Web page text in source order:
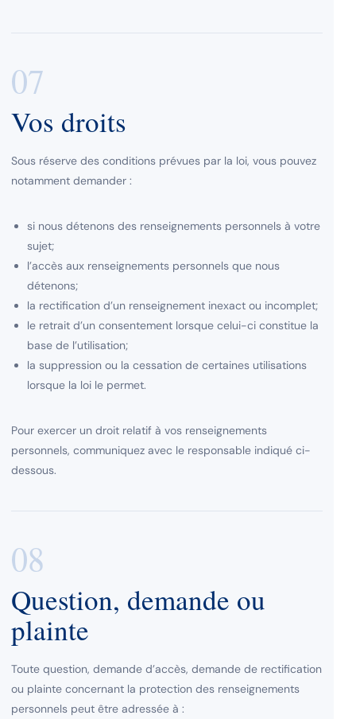
07
Vos droits
Sous réserve des conditions prévues par la loi, vous pouvez
notamment demander :
si nous détenons des renseignements personnels à votre
sujet;
l’accès aux renseignements personnels que nous
détenons;
la rectification d’un renseignement inexact ou incomplet;
le retrait d’un consentement lorsque celui-ci constitue la
base de l’utilisation;
la suppression ou la cessation de certaines utilisations
lorsque la loi le permet.
Pour exercer un droit relatif à vos renseignements
personnels, communiquez avec le responsable indiqué ci-
dessous.
08
Question, demande ou
plainte
Toute question, demande d’accès, demande de rectification
ou plainte concernant la protection des renseignements
personnels peut être adressée à :